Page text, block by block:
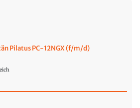
Pilatus PC-12NGX (f/m/d)